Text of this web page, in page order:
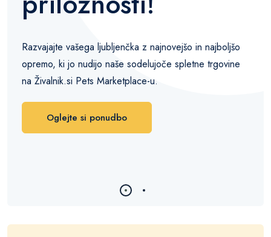
Razvajajte vašega ljubljenčka z najnovejšo in najboljšo
opremo, ki jo nudijo naše sodelujoče spletne trgovine
na Živalnik.si Pets Marketplace-u.
Oglejte si ponudbo